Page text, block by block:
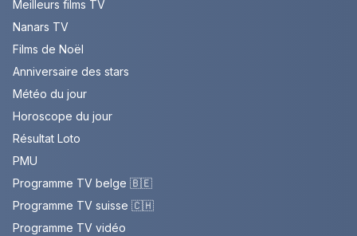
Meilleurs films TV
Nanars TV
Films de Noël
Anniversaire des stars
Météo du jour
Horoscope du jour
Résultat Loto
PMU
Programme TV belge 🇧🇪
Programme TV suisse 🇨🇭
Programme TV vidéo